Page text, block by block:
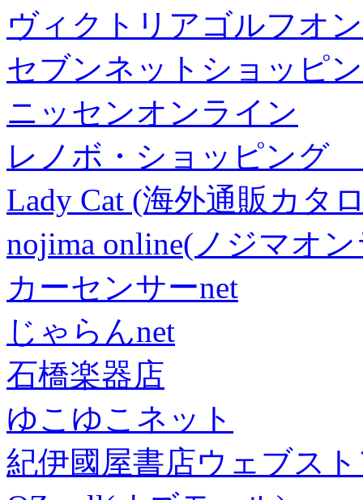
ヴィクトリアゴルフオ
セブンネットショッピ
ニッセンオンライン
レノボ・ショッピング
Lady Cat (海外通販カタ
nojima online(ノジマオ
カーセンサーnet
じゃらんnet
石橋楽器店
ゆこゆこネット
紀伊國屋書店ウェブス